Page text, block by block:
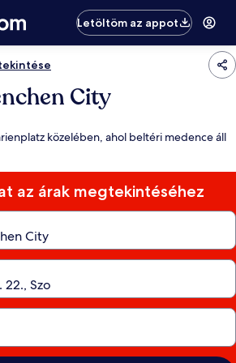
Letöltöm az appot
City
közelében, ahol beltéri medence áll
az árak megtekintéséhez